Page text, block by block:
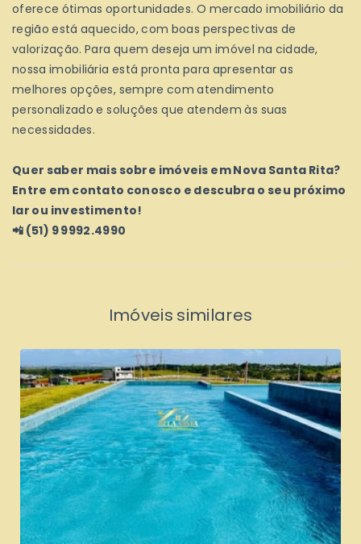
oferece ótimas oportunidades. O mercado imobiliário da
região está aquecido, com boas perspectivas de
valorização. Para quem deseja um imóvel na cidade,
nossa imobiliária está pronta para apresentar as
melhores opções, sempre com atendimento
personalizado e soluções que atendem às suas
necessidades.
Quer saber mais sobre imóveis em Nova Santa Rita?
Entre em contato conosco e descubra o seu próximo
lar ou investimento!
📲 (51) 9 9992.4990
Imóveis similares